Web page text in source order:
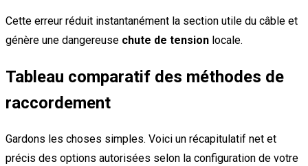
Cette erreur réduit instantanément la section utile du câble et
génère une dangereuse chute de tension locale.
Tableau comparatif des méthodes de
raccordement
Gardons les choses simples. Voici un récapitulatif net et
précis des options autorisées selon la configuration de votre